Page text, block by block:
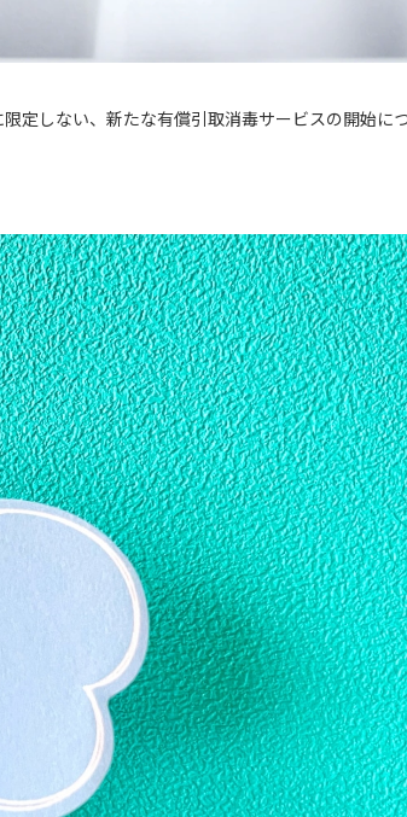
定しない、新たな有償引取消毒サービスの開始に